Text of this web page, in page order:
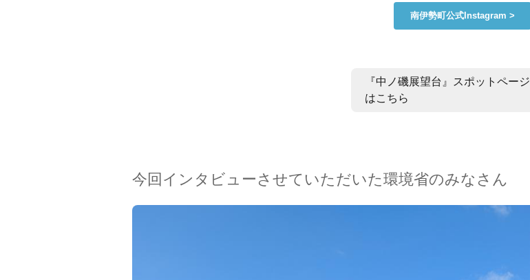
南伊勢町公式Instagram >
『中ノ磯展望台』スポットページ
はこちら
今回インタビューさせていただいた環境省のみなさん